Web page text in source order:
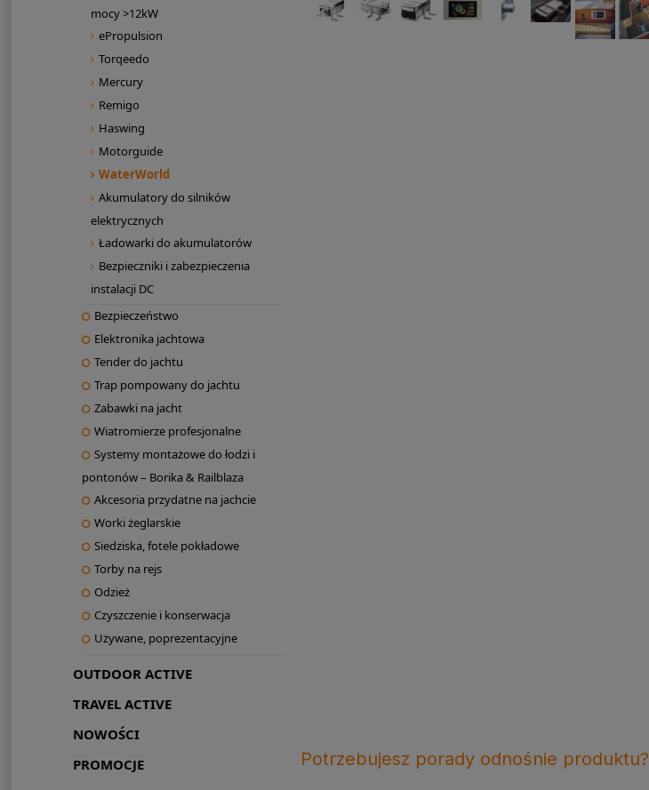
mocy >12kW
ePropulsion
Torqeedo
Mercury
Remigo
Haswing
Motorguide
WaterWorld
Akumulatory do silników
elektrycznych
Ładowarki do akumulatorów
Bezpieczniki i zabezpieczenia
instalacji DC
Bezpieczeństwo
Elektronika jachtowa
Tender do jachtu
Trap pompowany do jachtu
Zabawki na jacht
Wiatromierze profesjonalne
Systemy montażowe do łodzi i
pontonów – Borika & Railblaza
Akcesoria przydatne na jachcie
Worki żeglarskie
Siedziska, fotele pokładowe
Torby na rejs
Odzież
Czyszczenie i konserwacja
Używane, poprezentacyjne
OUTDOOR ACTIVE
TRAVEL ACTIVE
NOWOŚCI
PROMOCJE
Potrzebujesz porady odnośnie produktu?